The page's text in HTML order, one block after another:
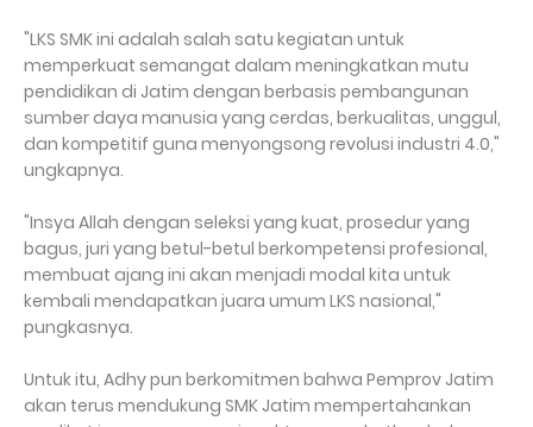
"LKS SMK ini adalah salah satu kegiatan untuk
memperkuat semangat dalam meningkatkan mutu
pendidikan di Jatim dengan berbasis pembangunan
sumber daya manusia yang cerdas, berkualitas, unggul,
dan kompetitif guna menyongsong revolusi industri 4.0,"
ungkapnya.
"Insya Allah dengan seleksi yang kuat, prosedur yang
bagus, juri yang betul-betul berkompetensi profesional,
membuat ajang ini akan menjadi modal kita untuk
kembali mendapatkan juara umum LKS nasional,"
pungkasnya.
Untuk itu, Adhy pun berkomitmen bahwa Pemprov Jatim
akan terus mendukung SMK Jatim mempertahankan